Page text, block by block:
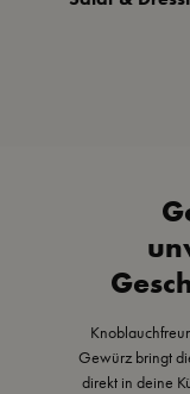
Gewürz bringt
direkt in deine